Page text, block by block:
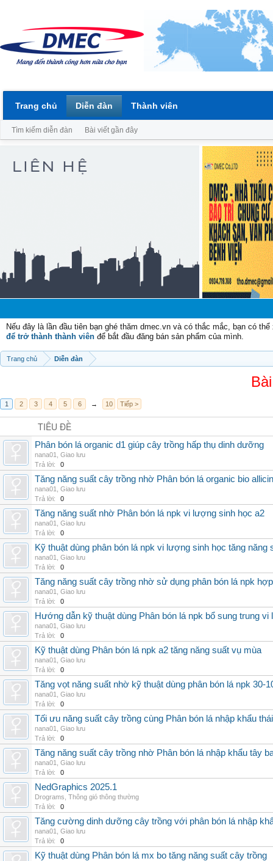
Nếu đây là lần đầu tiên bạn ghé thăm dmec.vn và có thắc mắc, bạn có
để trở thành thành viên để bắt đầu đăng bán sản phẩm của mình.
Trang chủ Diễn đàn
1 2 3 4 5 6 → 10 Tiếp >
TIÊU ĐỀ
Phân bón lá organic d1 giúp cây trồng hấp thụ dinh dưỡng
nana01
Giao lưu
Trả lời:
0
Tăng năng suất cây trồng nhờ Phân bón lá organic bio allicin
nana01
Giao lưu
Trả lời:
0
Tăng năng suất nhờ Phân bón lá npk vi lượng sinh học a2
nana01
Giao lưu
Trả lời:
0
Kỹ thuật dùng phân bón lá npk vi lượng sinh học tăng năng
nana01
Giao lưu
Trả lời:
0
Tăng năng suất cây trồng nhờ sử dụng phân bón lá npk
nana01
Giao lưu
Trả lời:
0
Hướng dẫn kỹ thuật dùng Phân bón lá npk bổ sung trung vi
nana01
Giao lưu
Trả lời:
0
Kỹ thuật dùng Phân bón lá npk a2 tăng năng suất vụ mùa
nana01
Giao lưu
Trả lời:
0
Tăng vọt năng suất nhờ kỹ thuật dùng phân bón lá npk 30-
nana01
Giao lưu
Trả lời:
0
Tối ưu năng suất cây trồng cùng Phân bón lá nhập khẩu
nana01
Giao lưu
Trả lời:
0
Tăng năng suất cây trồng nhờ Phân bón lá nhập khẩu tây
nana01
Giao lưu
Trả lời:
0
NedGraphics 2025.1
Drograms Thông gió thông thường
Trả lời:
0
Tăng cường dinh dưỡng cây trồng với phân bón lá nhập
nana01
Giao lưu
Trả lời:
0
Kỹ thuật dùng Phân bón lá mx bo tăng năng suất cây trồng
Trang chủ Diễn đàn
Tìm kiếm diễn đàn Bài viết gần đây
Thành viên